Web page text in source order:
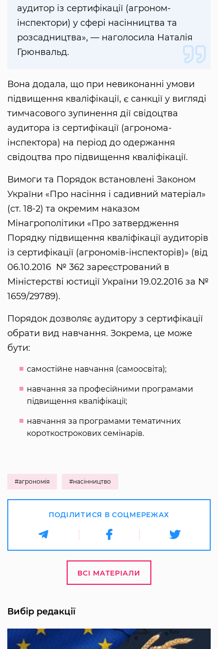
аудитор із сертифікації (агроном-
інспектори) у сфері насінництва та
розсадництва», — наголосила Наталія
Грюнвальд.
Вона додала, що при невиконанні умови
підвищення кваліфікації, є санкції у вигляді
тимчасового зупинення дії свідоцтва
аудитора із сертифікації (агронома-
інспектора) на період до одержання
свідоцтва про підвищення кваліфікації.
Вимоги та Порядок встановлені Законом
України «Про насіння і садивний матеріал»
(ст. 18-2) та окремим наказом
Мінагрополітики «Про затвердження
Порядку підвищення кваліфікації аудиторів
із сертифікації (агрономів-інспекторів)» (від
06.10.2016 № 362 зареєстрований в
Міністерстві юстиції України 19.02.2016 за №
1659/29789).
Порядок дозволяє аудитору з сертифікації
обрати вид навчання. Зокрема, це може
бути:
самостійне навчання (самоосвіта);
навчання за професійними програмами
підвищення кваліфікації;
навчання за програмами тематичних
короткострокових семінарів.
#агрономія #насінництво
ПОДІЛИТИСЯ В СОЦМЕРЕЖАХ
ВСІ МАТЕРІАЛИ
Вибір редакції